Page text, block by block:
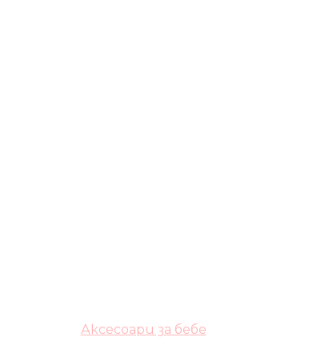
Аксесоари за бебе